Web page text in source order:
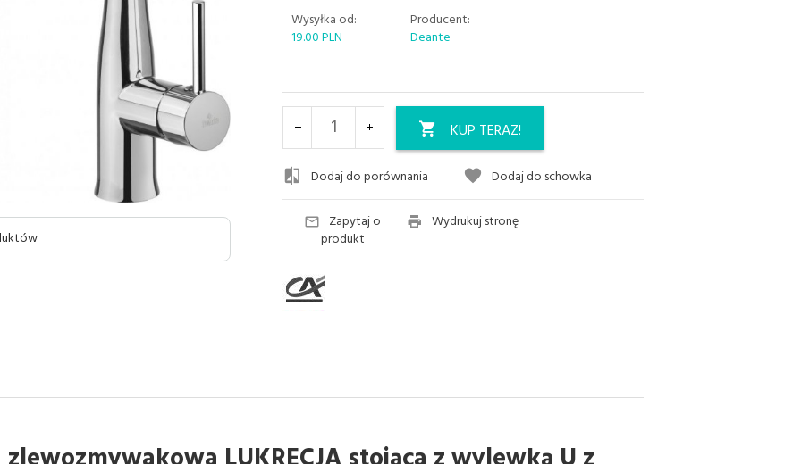
Wysyłka od:
19.00 PLN
Producent:
Deante
KUP TERAZ!
Dodaj do porównania Dodaj do schowka
Zapytaj o
produkt
Wydrukuj stronę